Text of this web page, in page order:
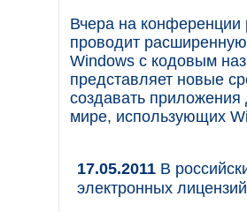
Вчера на конференции
проводит
Windows с кодовым
представляет новые
создавать
мире, использующих
17.05.2011 В
электронных